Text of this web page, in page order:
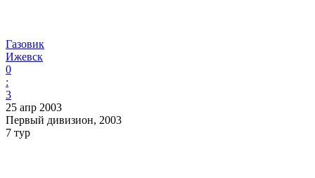
Газовик
Ижевск
0
:
3
25 апр 2003
Первый дивизион, 2003
7 тур